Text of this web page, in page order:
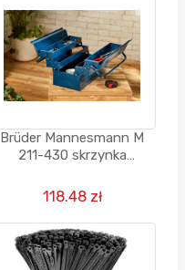
Brüder Mannesmann M
211-430 skrzynka
118.48 zł